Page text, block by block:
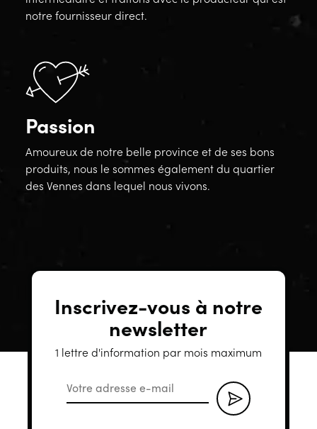
notre fournisseur direct.
Passion
Amoureux de notre belle province et de ses bons
produits, nous le sommes également du quartier
des Vennes dans lequel nous vivons.
Inscrivez-vous à notre
newsletter
1 lettre d'information par mois maximum